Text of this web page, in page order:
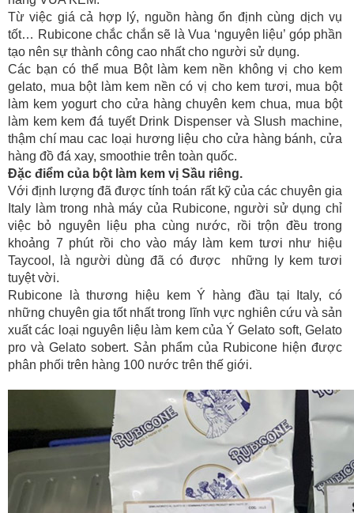
Từ việc giá cả hợp lý, nguồn hàng ổn định cùng dịch vụ
tốt… Rubicone chắc chắn sẽ là Vua ‘nguyên liệu’ góp phần
tạo nên sự thành công cao nhất cho người sử dụng.
Các bạn có thể mua Bột làm kem nền không vị cho kem
gelato, mua bột làm kem nền có vị cho kem tươi, mua bột
làm kem yogurt cho cửa hàng chuyên kem chua, mua bột
làm kem kem đá tuyết Drink Dispenser và Slush machine,
thậm chí mau cac loại hương liệu cho cửa hàng bánh, cửa
hàng đồ đá xay, smoothie trên toàn quốc.
Đặc điểm của bột làm kem vị Sầu riêng.
Với định lượng đã được tính toán rất kỹ của các chuyên gia
Italy làm trong nhà máy của Rubicone, người sử dụng chỉ
việc bỏ nguyên liệu pha cùng nước, rồi trộn đều trong
khoảng 7 phút rồi cho vào máy làm kem tươi như hiệu
Taycool, là người dùng đã có được những ly kem tươi
tuyệt vời.
Rubicone là thương hiệu kem Ý hàng đầu tại Italy, có
những chuyên gia tốt nhất trong lĩnh vực nghiên cứu và sản
xuất các loại nguyên liệu làm kem của Ý Gelato soft, Gelato
pro và Gelato sobert. Sản phẩm của Rubicone hiện được
phân phối trên hàng 100 nước trên thế giới.